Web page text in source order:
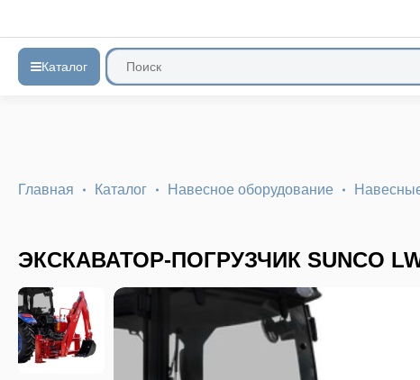
Каталог
Главная Каталог Навесное оборудование
ЭКСКАВАТОР-ПОГРУЗЧИК SUNCO